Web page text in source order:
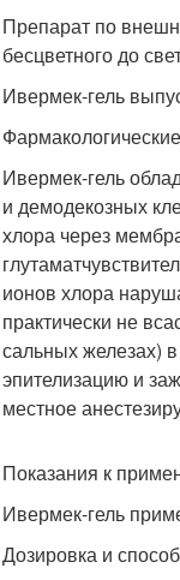
Препарат по
бесцветного до
Ивермек-гель
Ивермек-гель
и демодекозных
хлора через
ионов хлора
практически не
сальных железах)
эпителизацию и
местное
Показания к
Ивермек-гель
Дозировка и